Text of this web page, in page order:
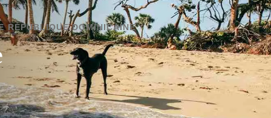
RÉPUBLIQUE DOMINICAINE